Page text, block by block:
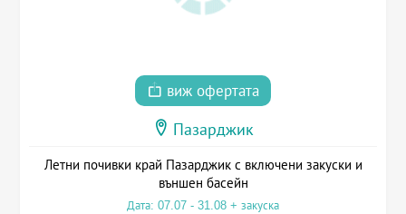
виж офертата
Пазарджик
Летни почивки край Пазарджик с включени закуски и
външен басейн
Дата: 07.07 - 31.08 + закуска